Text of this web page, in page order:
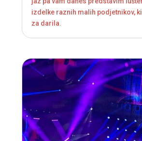
izdelke raznih malih podjetnikov,
za darila.